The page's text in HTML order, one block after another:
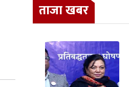
ताजा खबर